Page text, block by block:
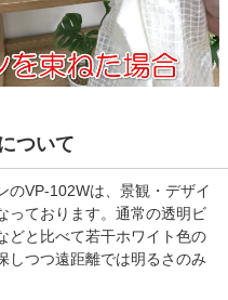
ついて
のVP-102Wは、景観・デザイ
っております。通常の透明ビ
どと比べて若干ホワイト色の
しつつ遠距離では明るさのみ